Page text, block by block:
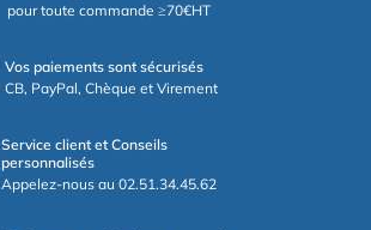
pour toute commande ≥70€HT
Vos paiements sont sécurisés
CB, PayPal, Chèque et Virement
Service client et Conseils
personnalisés
Appelez-nous au 02.51.34.45.62